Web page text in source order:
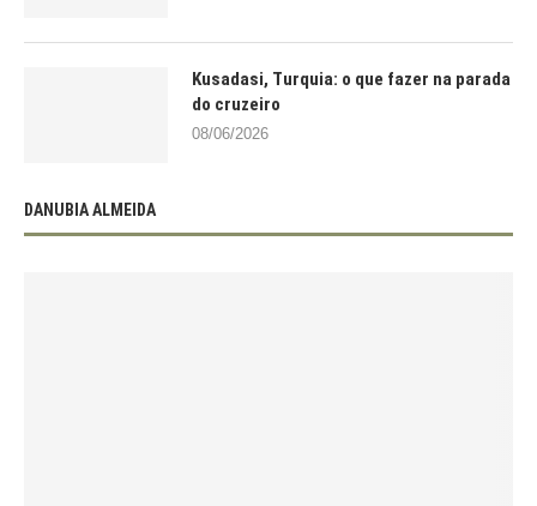
Kusadasi, Turquia: o que fazer na parada
do cruzeiro
08/06/2026
DANUBIA ALMEIDA